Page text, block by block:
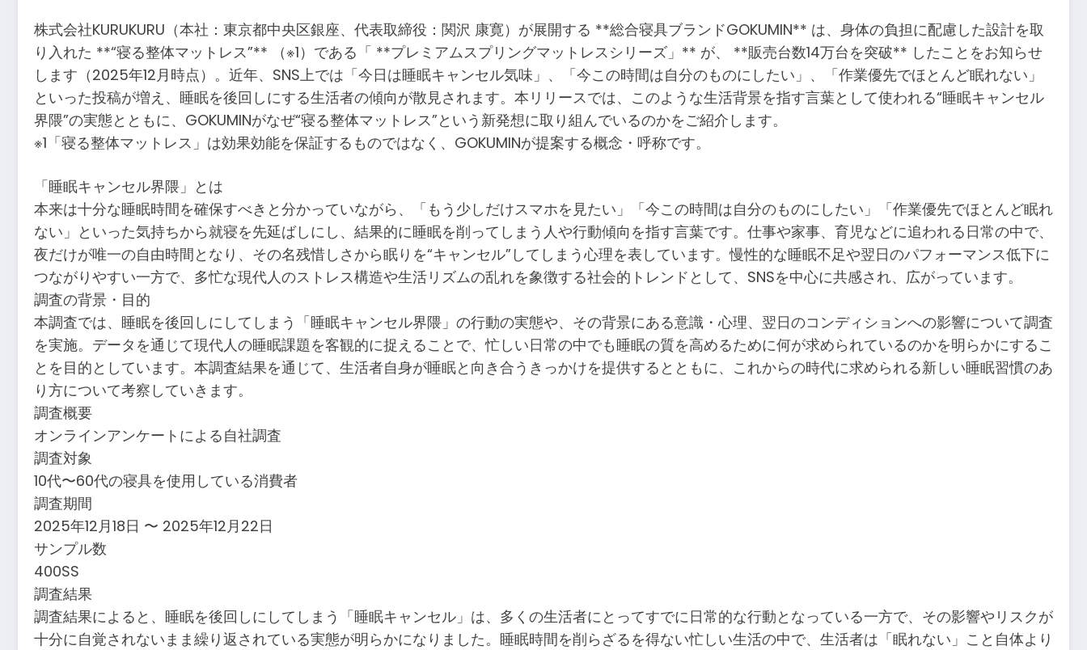
株式会社KURUKURU（本社：東京都中央区銀座、代表取締役：関沢 康寛）が展開する **総合寝具ブランドGOKUMIN** は、身体の負担に配慮した設計を取
り入れた **“寝る整体マットレス”** （※1）である「 **プレミアムスプリングマットレスシリーズ」** が、 **販売台数14万台を突破** したことをお知らせ
します（2025年12月時点）。近年、SNS上では「今日は睡眠キャンセル気味」、「今この時間は自分のものにしたい」、「作業優先でほとんど眠れない」
といった投稿が増え、睡眠を後回しにする生活者の傾向が散見されます。本リリースでは、このような生活背景を指す言葉として使われる“睡眠キャンセル
界隈”の実態とともに、GOKUMINがなぜ“寝る整体マットレス”という新発想に取り組んでいるのかをご紹介します。
※1「寝る整体マットレス」は効果効能を保証するものではなく、GOKUMINが提案する概念・呼称です。
「睡眠キャンセル界隈」とは
本来は十分な睡眠時間を確保すべきと分かっていながら、「もう少しだけスマホを見たい」「今この時間は自分のものにしたい」「作業優先でほとんど眠れ
ない」といった気持ちから就寝を先延ばしにし、結果的に睡眠を削ってしまう人や行動傾向を指す言葉です。仕事や家事、育児などに追われる日常の中で、
夜だけが唯一の自由時間となり、その名残惜しさから眠りを“キャンセル”してしまう心理を表しています。慢性的な睡眠不足や翌日のパフォーマンス低下に
つながりやすい一方で、多忙な現代人のストレス構造や生活リズムの乱れを象徴する社会的トレンドとして、SNSを中心に共感され、広がっています。
調査の背景・目的
本調査では、睡眠を後回しにしてしまう「睡眠キャンセル界隈」の行動の実態や、その背景にある意識・心理、翌日のコンディションへの影響について調査
を実施。データを通じて現代人の睡眠課題を客観的に捉えることで、忙しい日常の中でも睡眠の質を高めるために何が求められているのかを明らかにするこ
とを目的としています。本調査結果を通じて、生活者自身が睡眠と向き合うきっかけを提供するとともに、これからの時代に求められる新しい睡眠習慣のあ
り方について考察していきます。
調査概要
オンラインアンケートによる自社調査
調査対象
10代〜60代の寝具を使用している消費者
調査期間
2025年12月18日 〜 2025年12月22日
サンプル数
400SS
調査結果
調査結果によると、睡眠を後回しにしてしまう「睡眠キャンセル」は、多くの生活者にとってすでに日常的な行動となっている一方で、その影響やリスクが
十分に自覚されないまま繰り返されている実態が明らかになりました。睡眠時間を削らざるを得ない忙しい生活の中で、生活者は「眠れない」こと自体より